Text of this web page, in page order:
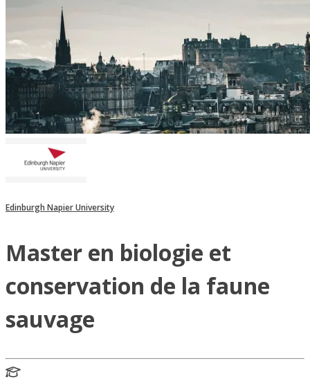
Edinburgh Napier University
Master en biologie et
conservation de la faune
sauvage